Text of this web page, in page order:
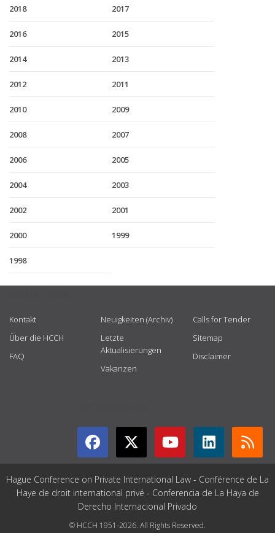
2018 2017
2016 2015
2014 2013
2012 2011
2010 2009
2008 2007
2006 2005
2004 2003
2002 2001
2000 1999
1998
Kontakt
Über die HCCH
FAQ
Neuigkeiten (Archiv)
Letzte
Aktualisierungen
Vakanzen
Calls for Tender
Sitemap
Disclaimer
Hague Conference on Private International Law - Conférence de La
Haye de droit international privé - Conferencia de La Haya de
Derecho Internacional Privado
© HCCH 1951-2026. All Rights Reserved.